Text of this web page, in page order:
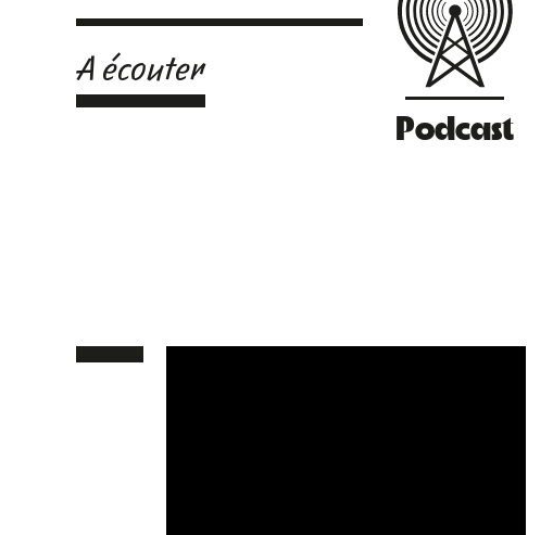
Podcast
A écouter